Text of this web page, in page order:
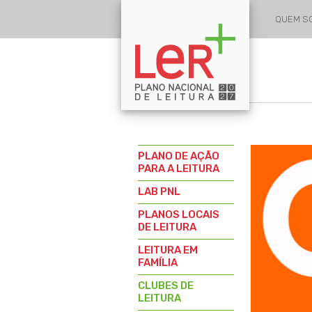
QUEM
PLANO DE AÇÃO
PARA A LEITURA
LAB PNL
PLANOS LOCAIS
DE LEITURA
LEITURA EM
FAMÍLIA
CLUBES DE
LEITURA